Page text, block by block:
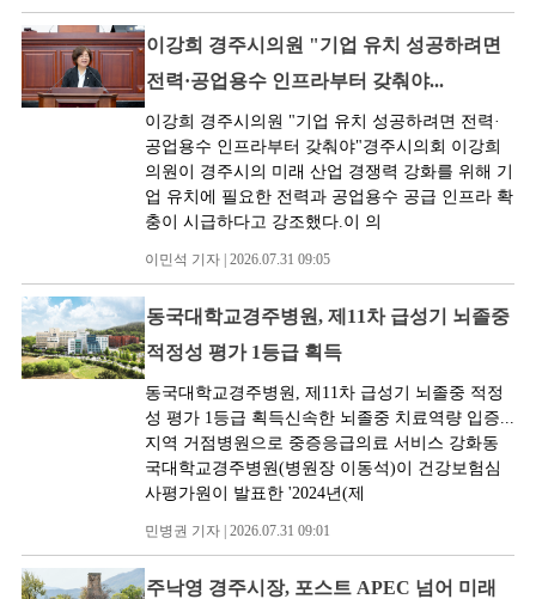
이강희 경주시의원 "기업 유치 성공하려면
전력·공업용수 인프라부터 갖춰야...
이강희 경주시의원 "기업 유치 성공하려면 전력·
공업용수 인프라부터 갖춰야"경주시의회 이강희
의원이 경주시의 미래 산업 경쟁력 강화를 위해 기
업 유치에 필요한 전력과 공업용수 공급 인프라 확
충이 시급하다고 강조했다.이 의
이민석 기자 | 2026.07.31 09:05
동국대학교경주병원, 제11차 급성기 뇌졸중
적정성 평가 1등급 획득
동국대학교경주병원, 제11차 급성기 뇌졸중 적정
성 평가 1등급 획득신속한 뇌졸중 치료역량 입증...
지역 거점병원으로 중증응급의료 서비스 강화동
국대학교경주병원(병원장 이동석)이 건강보험심
사평가원이 발표한 '2024년(제
민병권 기자 | 2026.07.31 09:01
주낙영 경주시장, 포스트 APEC 넘어 미래